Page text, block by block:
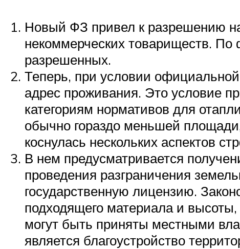
Новый ФЗ привел к разрешению
некоммерческих товариществ. По
разрешенных.
Теперь, при условии
адрес проживания. Это условие
категориям нормативов для
обычно гораздо меньшей
коснулась нескольких аспектов
В нем предусматривается
проведения разграничения
государственную лицензию.
подходящего материала и
могут быть приняты местными
является благоустройство